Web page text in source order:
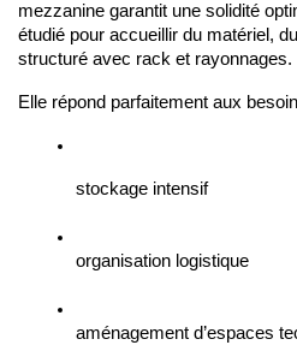
mezzanine garantit une solidité
étudié pour accueillir du matériel,
structuré avec rack et rayonnages.
Elle répond parfaitement aux
stockage intensif
organisation logistique
aménagement d’espaces